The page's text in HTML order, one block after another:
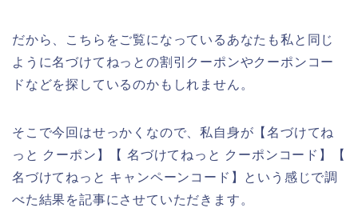
だから、こちらをご覧になっているあなたも私と同じ
ように名づけてねっとの割引クーポンやクーポンコー
ドなどを探しているのかもしれません。
そこで今回はせっかくなので、私自身が【名づけてね
っと クーポン】【 名づけてねっと クーポンコード】【
名づけてねっと キャンペーンコード】という感じで調
べた結果を記事にさせていただきます。